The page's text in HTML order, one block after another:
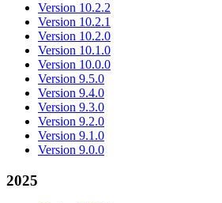
Version 10.2.2
Version 10.2.1
Version 10.2.0
Version 10.1.0
Version 10.0.0
Version 9.5.0
Version 9.4.0
Version 9.3.0
Version 9.2.0
Version 9.1.0
Version 9.0.0
2025